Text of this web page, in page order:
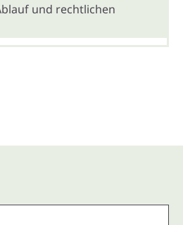
und rechtlichen